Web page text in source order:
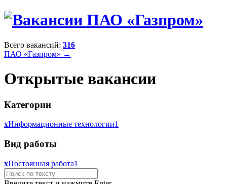
Всего вакансий: 316
ПАО «Газпром» →
Открытые вакансии
Категории
xИнформационные технологии1
Вид работы
xПостоянная работа1